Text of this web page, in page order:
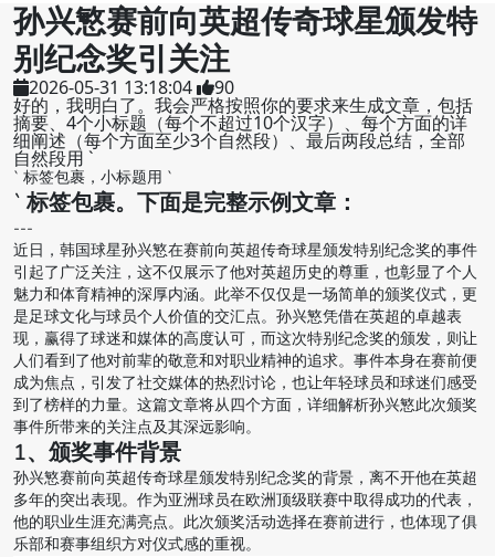
孙兴慜赛前向英超传奇球星颁发特
别纪念奖引关注
2026-05-31 13:18:04 90
好的，我明白了。我会严格按照你的要求来生成文章，包括
摘要、4个小标题（每个不超过10个汉字）、每个方面的详
细阐述（每个方面至少3个自然段）、最后两段总结，全部
自然段用 `
` 标签包裹，小标题用 `
` 标签包裹。下面是完整示例文章：
---
近日，韩国球星孙兴慜在赛前向英超传奇球星颁发特别纪念奖的事件
引起了广泛关注，这不仅展示了他对英超历史的尊重，也彰显了个人
魅力和体育精神的深厚内涵。此举不仅仅是一场简单的颁奖仪式，更
是足球文化与球员个人价值的交汇点。孙兴慜凭借在英超的卓越表
现，赢得了球迷和媒体的高度认可，而这次特别纪念奖的颁发，则让
人们看到了他对前辈的敬意和对职业精神的追求。事件本身在赛前便
成为焦点，引发了社交媒体的热烈讨论，也让年轻球员和球迷们感受
到了榜样的力量。这篇文章将从四个方面，详细解析孙兴慜此次颁奖
事件所带来的关注点及其深远影响。
1、颁奖事件背景
孙兴慜赛前向英超传奇球星颁发特别纪念奖的背景，离不开他在英超
多年的突出表现。作为亚洲球员在欧洲顶级联赛中取得成功的代表，
他的职业生涯充满亮点。此次颁奖活动选择在赛前进行，也体现了俱
乐部和赛事组织方对仪式感的重视。